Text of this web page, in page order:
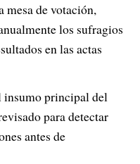
mesa de votación,
los sufragios
en las actas
insumo principal del
para detectar
antes de